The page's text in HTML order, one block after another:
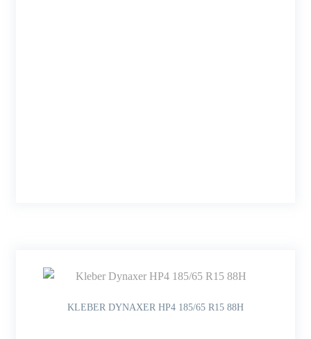
KLEBER DYNAXER HP4 185/65 R15 88H